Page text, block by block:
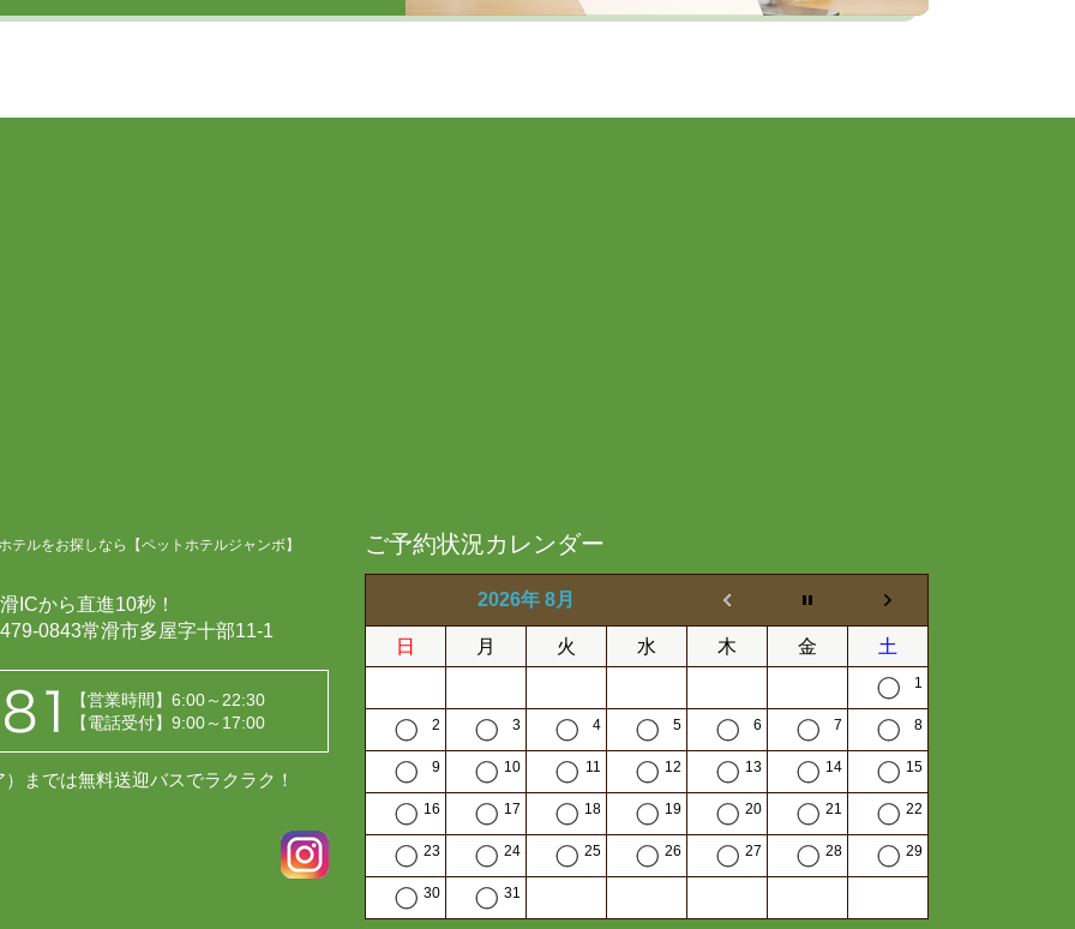
ルをお探しなら【ペットホテルジャンボ】
ICから直進10秒！
0843常滑市多屋字十部11-1
【営業時間】6:00～22:30
【電話受付】9:00～17:00
までは無料送迎バスでラクラク！
ご予約状況カレンダー
2026年 8月
日 月 火 水 木 金 土
1
2 3 4 5 6 7 8
9 10 11 12 13 14 15
16 17 18 19 20 21 22
23 24 25 26 27 28 29
30 31